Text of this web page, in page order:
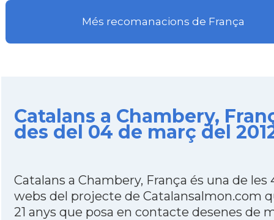
Més recomanacions de França
Catalans a Chambery,
des del 04 de març del
Catalans a Chambery, França és una de les
webs del projecte de Catalansalmon.com
21 anys que posa en contacte desenes de